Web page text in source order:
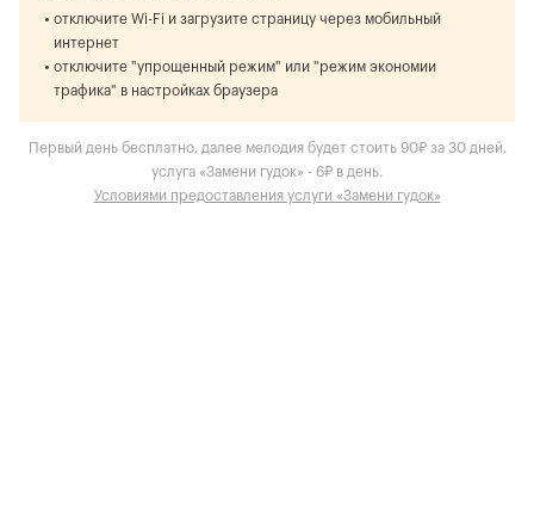
отключите Wi-Fi и загрузите страницу через мобильный
интернет
отключите "упрощенный режим" или "режим экономии
трафика" в настройках браузера
Первый день бесплатно, далее мелодия будет стоить 90₽ за 30 дней,
услуга «Замени гудок» - 6₽ в день.
Условиями предоставления услуги «Замени гудок»